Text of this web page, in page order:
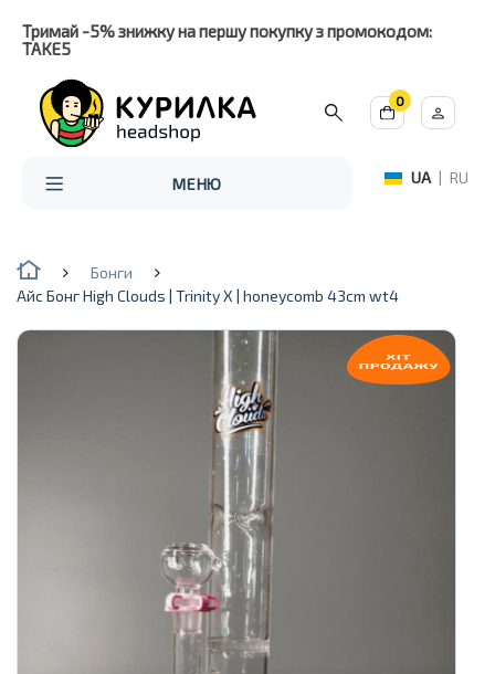
Тримай -5% знижку на першу покупку з промокодом:
TAKE5
0
МЕНЮ UA | RU
Бонги
Айс Бонг High Clouds | Trinity X | honeycomb 43cm wt4